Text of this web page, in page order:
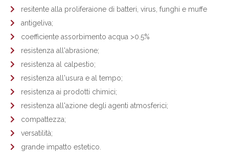
resitente alla proliferaione di batteri, virus, funghi e muffe
antigeliva;
coefficiente assorbimento acqua >0.5%
resistenza all'abrasione;
resistenza al calpestio;
resistenza all'usura e al tempo;
resistenza ai prodotti chimici;
resistenza all'azione degli agenti atmosferici;
compattezza;
versatilità;
grande impatto estetico.